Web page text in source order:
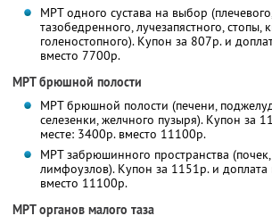
МРТ одного сустава на выбор
тазобедренного, лучезапястного, стопы,
голеностопного). Купон за 807р. и
вместо 7700р.
МРТ брюшной полости
МРТ брюшной полости (печени,
селезенки, желчного пузыря). Купон за
месте: 3400р. вместо 11100р.
МРТ забрюшинного пространства
лимфоузлов). Купон за 1151р. и доплата
вместо 11100р.
МРТ органов малого таза